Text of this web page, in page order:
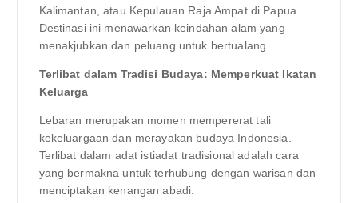
Kalimantan, atau Kepulauan Raja Ampat di Papua.
Destinasi ini menawarkan keindahan alam yang
menakjubkan dan peluang untuk bertualang.
Terlibat dalam Tradisi Budaya: Memperkuat Ikatan
Keluarga
Lebaran merupakan momen mempererat tali
kekeluargaan dan merayakan budaya Indonesia.
Terlibat dalam adat istiadat tradisional adalah cara
yang bermakna untuk terhubung dengan warisan dan
menciptakan kenangan abadi.